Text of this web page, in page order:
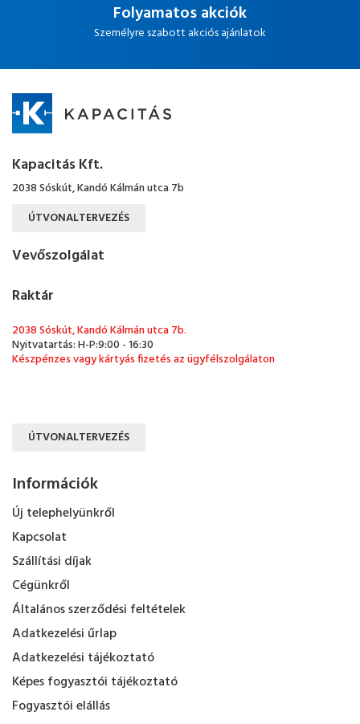
Folyamatos akciók
Személyre szabott akciós ajánlatok
Kapacitás Kft.
2038 Sóskút, Kandó Kálmán utca 7b
ÚTVONALTERVEZÉS
Vevőszolgálat
Raktár
2038 Sóskút, Kandó Kálmán utca 7b.
Nyitvatartás: H-P:9:00 - 16:30
Készpénzes vagy kártyás fizetés az ügyfélszolgálaton
ÚTVONALTERVEZÉS
Információk
Új telephelyünkről
Kapcsolat
Szállítási díjak
Cégünkről
Általános szerződési feltételek
Adatkezelési űrlap
Adatkezelési tájékoztató
Képes fogyasztói tájékoztató
Fogyasztói elállás